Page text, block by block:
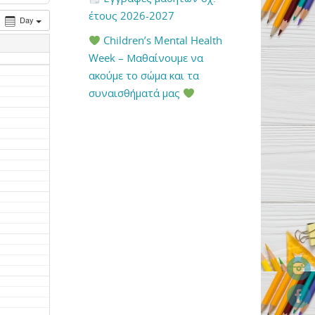
Day
έτους 2026-2027
Children’s Mental Health
Week – Μαθαίνουμε να
ακούμε το σώμα και τα
συναισθήματά μας